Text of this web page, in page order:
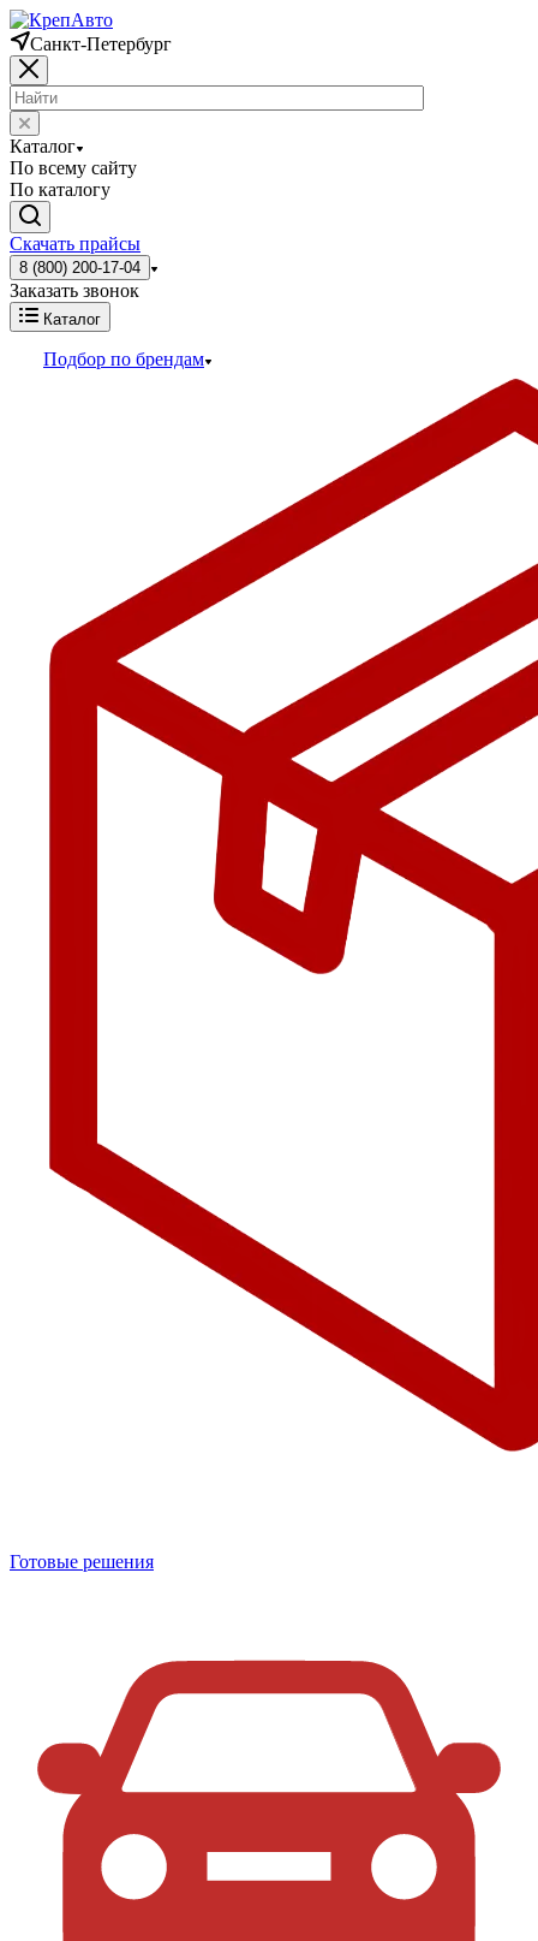
Санкт-Петербург
Каталог
По всему сайту
По каталогу
Скачать прайсы
8 (800) 200-17-04
Заказать звонок
Каталог
Подбор по брендам
Готовые решения